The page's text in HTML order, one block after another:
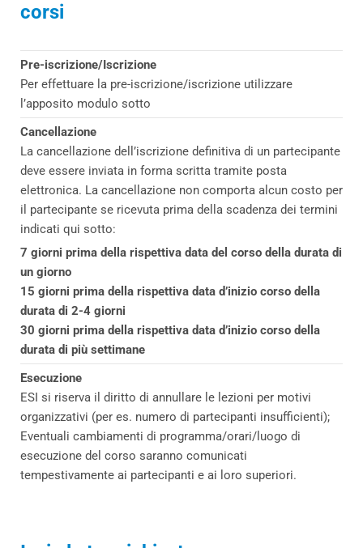
corsi
Pre-iscrizione/Iscrizione
Per effettuare la pre-iscrizione/iscrizione utilizzare
l’apposito modulo sotto
Cancellazione
La cancellazione dell’iscrizione definitiva di un partecipante
deve essere inviata in forma scritta tramite posta
elettronica. La cancellazione non comporta alcun costo per
il partecipante se ricevuta prima della scadenza dei termini
indicati qui sotto:
7 giorni prima della rispettiva data del corso della durata di
un giorno
15 giorni prima della rispettiva data d’inizio corso della
durata di 2-4 giorni
30 giorni prima della rispettiva data d’inizio corso della
durata di più settimane
Esecuzione
ESI si riserva il diritto di annullare le lezioni per motivi
organizzativi (per es. numero di partecipanti insufficienti);
Eventuali cambiamenti di programma/orari/luogo di
esecuzione del corso saranno comunicati
tempestivamente ai partecipanti e ai loro superiori.